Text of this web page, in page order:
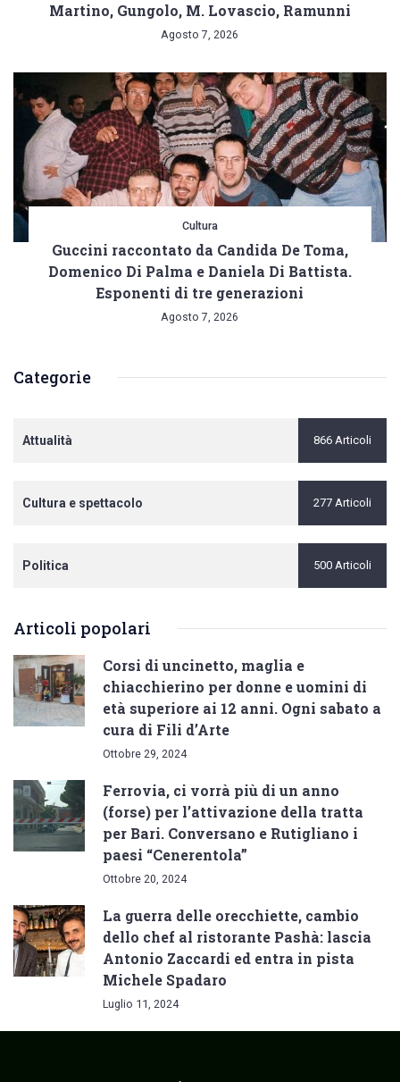
Martino, Gungolo, M. Lovascio, Ramunni
Agosto 7, 2026
Cultura
Guccini raccontato da Candida De Toma,
Domenico Di Palma e Daniela Di Battista.
Esponenti di tre generazioni
Agosto 7, 2026
Categorie
Attualità 866 Articoli
Cultura e spettacolo 277 Articoli
Politica 500 Articoli
Articoli popolari
Corsi di uncinetto, maglia e
chiacchierino per donne e uomini di
età superiore ai 12 anni. Ogni sabato a
cura di Fili d’Arte
Ottobre 29, 2024
Ferrovia, ci vorrà più di un anno
(forse) per l’attivazione della tratta
per Bari. Conversano e Rutigliano i
paesi “Cenerentola”
Ottobre 20, 2024
La guerra delle orecchiette, cambio
dello chef al ristorante Pashà: lascia
Antonio Zaccardi ed entra in pista
Michele Spadaro
Luglio 11, 2024